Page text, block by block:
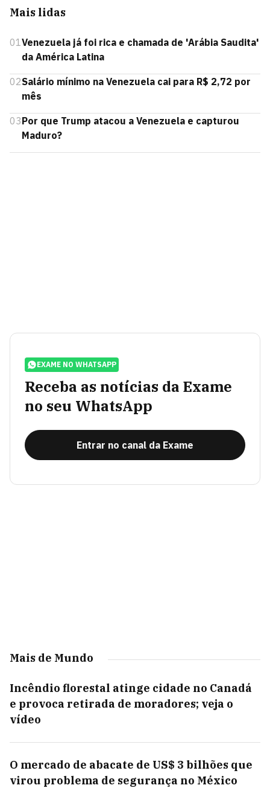
Mais lidas
01Venezuela já foi rica e chamada de 'Arábia Saudita'
da América Latina
02Salário mínimo na Venezuela cai para R$ 2,72 por
mês
03Por que Trump atacou a Venezuela e capturou
Maduro?
EXAME NO WHATSAPP
Receba as notícias da Exame
no seu WhatsApp
Entrar no canal da Exame
Mais de Mundo
Incêndio florestal atinge cidade no Canadá
e provoca retirada de moradores; veja o
vídeo
O mercado de abacate de US$ 3 bilhões que
virou problema de segurança no México